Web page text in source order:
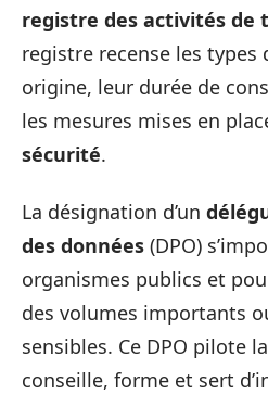
registre des activités
registre recense les types
origine, leur durée de
les mesures mises en
sécurité.
La désignation d’un
des données (DPO)
organismes publics et
des volumes importants
sensibles. Ce DPO pilote
conseille, forme et sert